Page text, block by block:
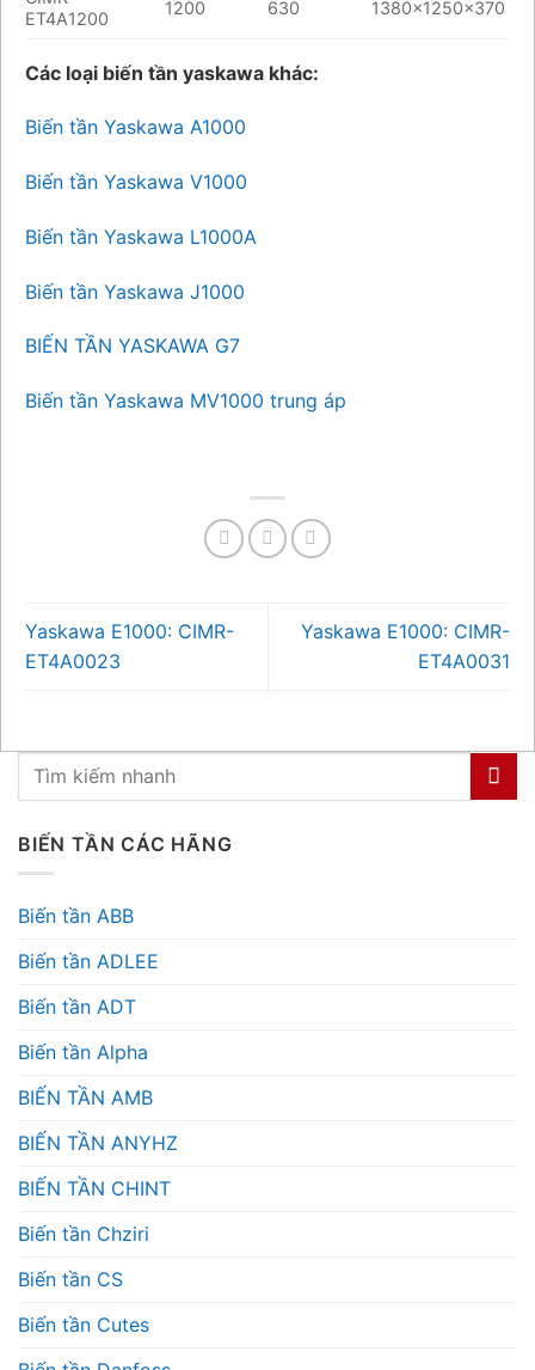
BIẾN TẦN CÁC HÃNG
Biến tần ABB
Biến tần ADLEE
Biến tần ADT
Biến tần Alpha
BIẾN TẦN AMB
BIẾN TẦN ANYHZ
BIẾN TẦN CHINT
Biến tần Chziri
Biến tần CS
Biến tần Cutes
ET4A1200
1200 630 1380x1250x370
Các loại biến tần yaskawa khác:
Biến tần Yaskawa A1000
Biến tần Yaskawa V1000
Biến tần Yaskawa L1000A
Biến tần Yaskawa J1000
BIẾN TẦN YASKAWA G7
Biến tần Yaskawa MV1000 trung áp
Yaskawa E1000: CIMR-
ET4A0023
Yaskawa E1000: CIMR-
ET4A0031